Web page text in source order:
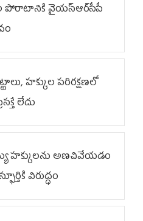
పోరాటానికి వైయ‌స్ఆర్‌సీపీ
హక్కుల పరిరక్షణలో
లేదు
హక్కులను అణచివేయడం
విరుద్ధం